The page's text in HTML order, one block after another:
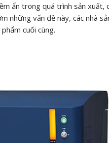
ẩn trong quá trình sản xuất,
những vấn đề này, các nhà
cuối cùng.